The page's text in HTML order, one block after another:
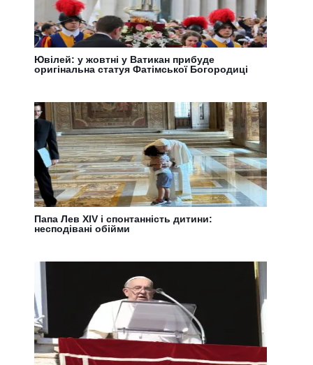
Ювілей: у жовтні у Ватикан прибуде
оригінальна статуя Фатімської Богородиці
Папа Лев XIV і спонтанність дитини:
несподівані обійми